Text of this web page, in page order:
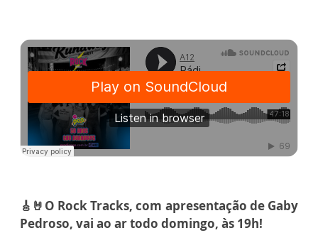
🎸🤘O Rock Tracks, com apresentação de Gaby
Pedroso, vai ao ar todo domingo, às 19h!